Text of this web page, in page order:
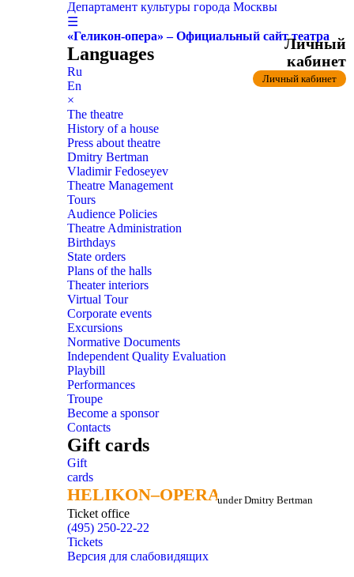
Департамент культуры города Москвы
☰
«Геликон-опера» – Официальный сайт театра
Languages
Ru
En
×
The theatre
History of a house
Press about theatre
Dmitry Bertman
Vladimir Fedoseyev
Theatre Management
Tours
Audience Policies
Theatre Administration
Birthdays
State orders
Plans of the halls
Theater interiors
Virtual Tour
Corporate events
Excursions
Normative Documents
Independent Quality Evaluation
Playbill
Performances
Troupe
Become a sponsor
Contacts
Gift cards
Gift
cards
HELIKON–OPERA
HELIKON–OPERAunder Dmitry Bertman
Ticket office
(495) 250-22-22
Личный
кабинет
Личный кабинет
Tickets
Версия для слабовидящих